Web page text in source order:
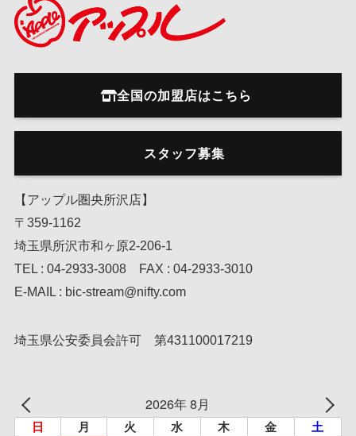
全国の加盟店はこちら
スタッフ募集
【アップル圏央所沢店】
〒359-1162
埼玉県所沢市和ヶ原2-206-1
TEL : 04-2933-3008 FAX : 04-2933-3010
E-MAIL : bic-stream@nifty.com
埼玉県公安委員会許可 第431100017219
2026年 8月
日 月 火 水 木 金 土